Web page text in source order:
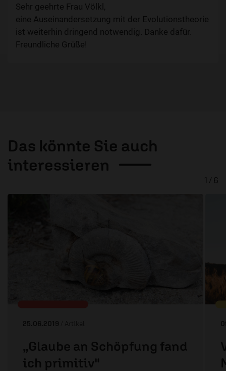
Sehr geehrte Frau Völkl,
eine Auseinandersetzung mit der Evolutionstheorie
ist weiterhin dringend notwendig. Danke dafür.
Freundliche Grüße!
Das könnte Sie auch
interessieren
25.06.2019 / Artikel
„Glaube an Schöpfung fand
ich primitiv"
1 / 6